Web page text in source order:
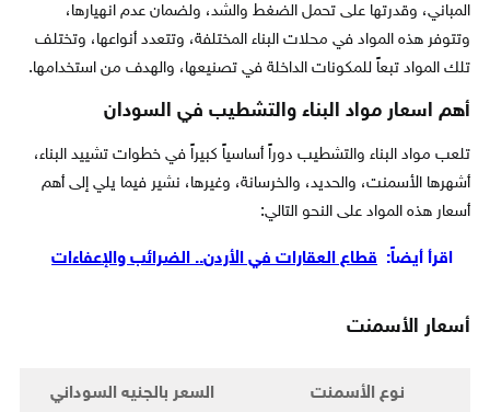
المباني، وقدرتها على تحمل الضغط والشد، ولضمان عدم انهيارها،
وتتوفر هذه المواد في محلات البناء المختلفة، وتتعدد أنواعها، وتختلف
تلك المواد تبعاً للمكونات الداخلة في تصنيعها، والهدف من استخدامها.
أهم اسعار مواد البناء والتشطيب في السودان
تلعب مواد البناء والتشطيب دوراً أساسياً كبيراً في خطوات تشييد البناء،
أشهرها الأسمنت، والحديد، والخرسانة، وغيرها، نشير فيما يلي إلى أهم
أسعار هذه المواد على النحو التالي:
اقرأ أيضاً: قطاع العقارات في الأردن.. الضرائب والإعفاءات
أسعار الأسمنت
نوع الأسمنت السعر بالجنيه السوداني